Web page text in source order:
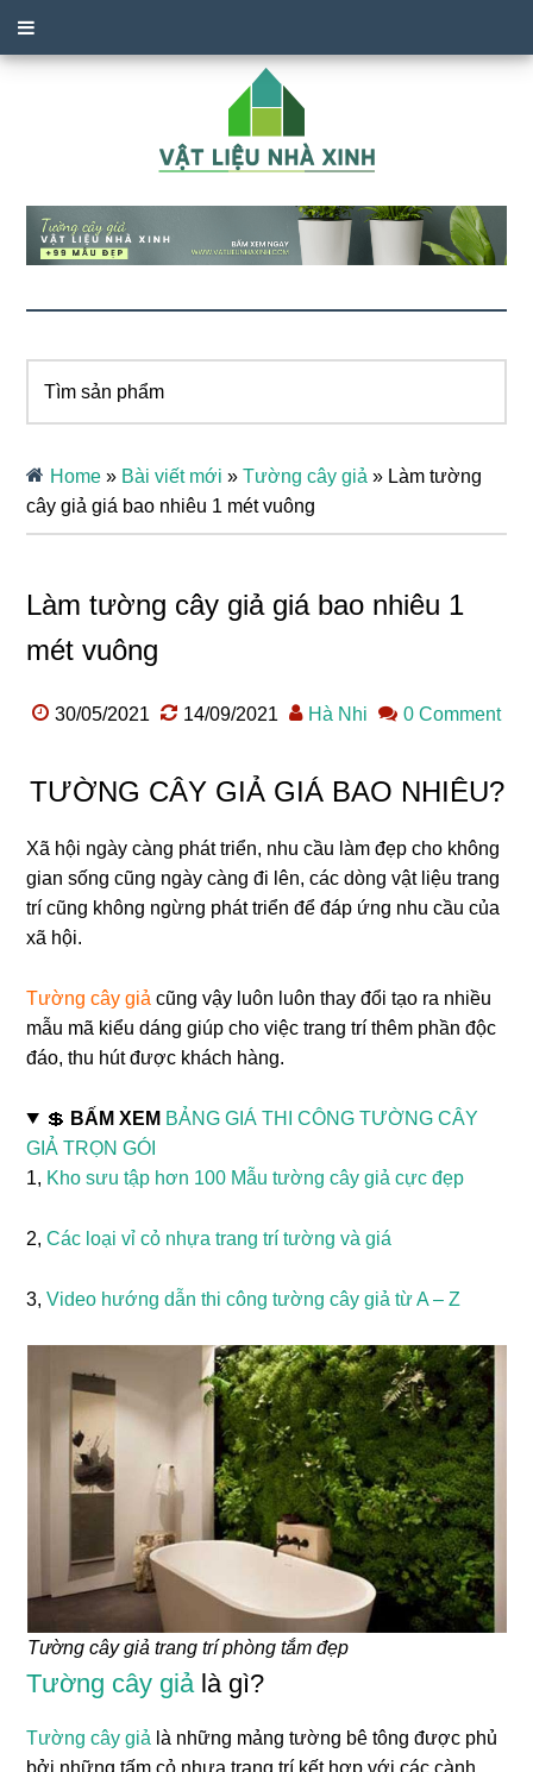
sản
Home » Bài viết mới »Tường cây giả » Làm tường
cây giả giá bao nhiêu 1 mét vuông
Làm tường cây giả giá bao nhiêu 1
mét vuông
30/05/2021 14/09/2021 Hà Nhi 0 Comment
TƯỜNG CÂY GIẢ GIÁ BAO NHIÊU?
Xã hội ngày càng phát triển, nhu cầu làm đẹp cho không
gian sống cũng ngày càng đi lên, các dòng vật liệu trang
trí cũng không ngừng phát triển để đáp ứng nhu cầu của
xã hội.
Tường cây giả cũng vậy luôn luôn thay đổi tạo ra nhiều
mẫu mã kiểu dáng giúp cho việc trang trí thêm phần độc
đáo, thu hút được khách hàng.
💲 BẤM XEM BẢNG GIÁ THI CÔNG TƯỜNG CÂY
GIẢ TRỌN GÓI
1, Kho sưu tập hơn 100 Mẫu tường cây giả cực đẹp
2,Các loại vỉ cỏ nhựa trang trí tường và giá
3,Video hướng dẫn thi công tường cây giả từ A – Z
Tường cây giả trang trí phòng tắm đẹp
Tường cây giả là gì?
Tường cây giả là những mảng tường bê tông được phủ
bởi những tấm cỏ nhựa trang trí kết hợp với các cành